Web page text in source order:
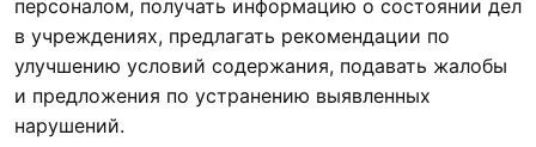
персоналом, получать информацию о состоянии дел
в учреждениях, предлагать рекомендации по
улучшению условий содержания, подавать жалобы
и предложения по устранению выявленных
нарушений.